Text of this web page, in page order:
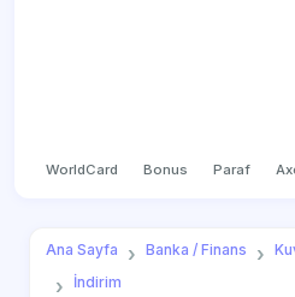
WorldCard Bonus Paraf
Ana Sayfa Banka / Finans
İndirim